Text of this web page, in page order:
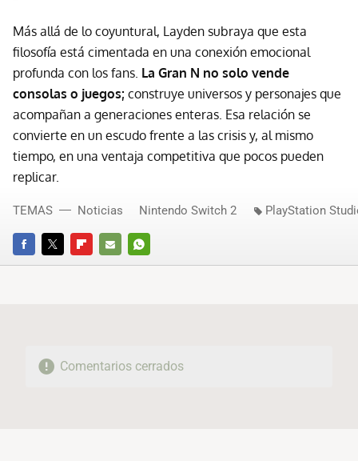
Más allá de lo coyuntural, Layden subraya que esta
filosofía está cimentada en una conexión emocional
profunda con los fans. La Gran N no solo vende
consolas o juegos; construye universos y personajes que
acompañan a generaciones enteras. Esa relación se
convierte en un escudo frente a las crisis y, al mismo
tiempo, en una ventaja competitiva que pocos pueden
replicar.
FACEBOOKTWITTERFLIPBOARD
E-
WHATSAPP
TEMAS Noticias Nintendo Switch 2 PlayStation
Comentarios cerrados